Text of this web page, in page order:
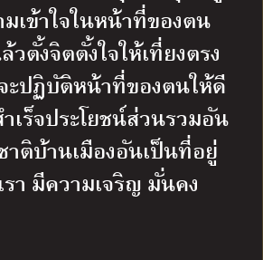
มเข้าใจในหน้าที่ของตน
วตั้งจิตตั้งใจให้เที่ยงตรง
ปฏิบัติหน้าที่ของตนให้ดี
เร็จประโยชน์ส่วนรวมอัน
าติบ้านเมืองอันเป็นที่อยู่
า มีความเจริญ มั่นคง